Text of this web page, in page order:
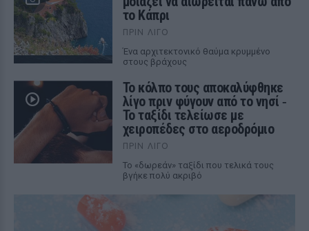
το Κάπρι
ΠΡΙΝ ΛΊΓΟ
Ένα αρχιτεκτονικό θαύμα κρυμμένο
στους βράχους
Το κόλπο τους αποκαλύφθηκε
λίγο πριν φύγουν από το νησί ‑
Το ταξίδι τελείωσε με
χειροπέδες στο αεροδρόμιο
ΠΡΙΝ ΛΊΓΟ
Το «δωρεάν» ταξίδι που τελικά τους
βγήκε πολύ ακριβό